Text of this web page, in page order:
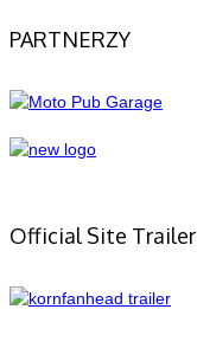
PARTNERZY
Official Site Trailer